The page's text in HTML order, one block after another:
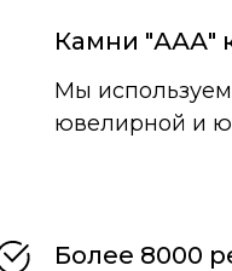
Камни "ААА"
Мы
ювелирной и
Более 8000